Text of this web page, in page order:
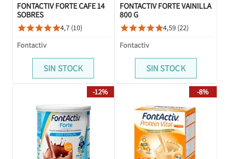
FONTACTIV FORTE CAFE 14
SOBRES
4,7 (10)
Fontactiv
SIN STOCK
FONTACTIV FORTE VAINILLA
800 G
4,59 (22)
Fontactiv
SIN STOCK
-12% -8%